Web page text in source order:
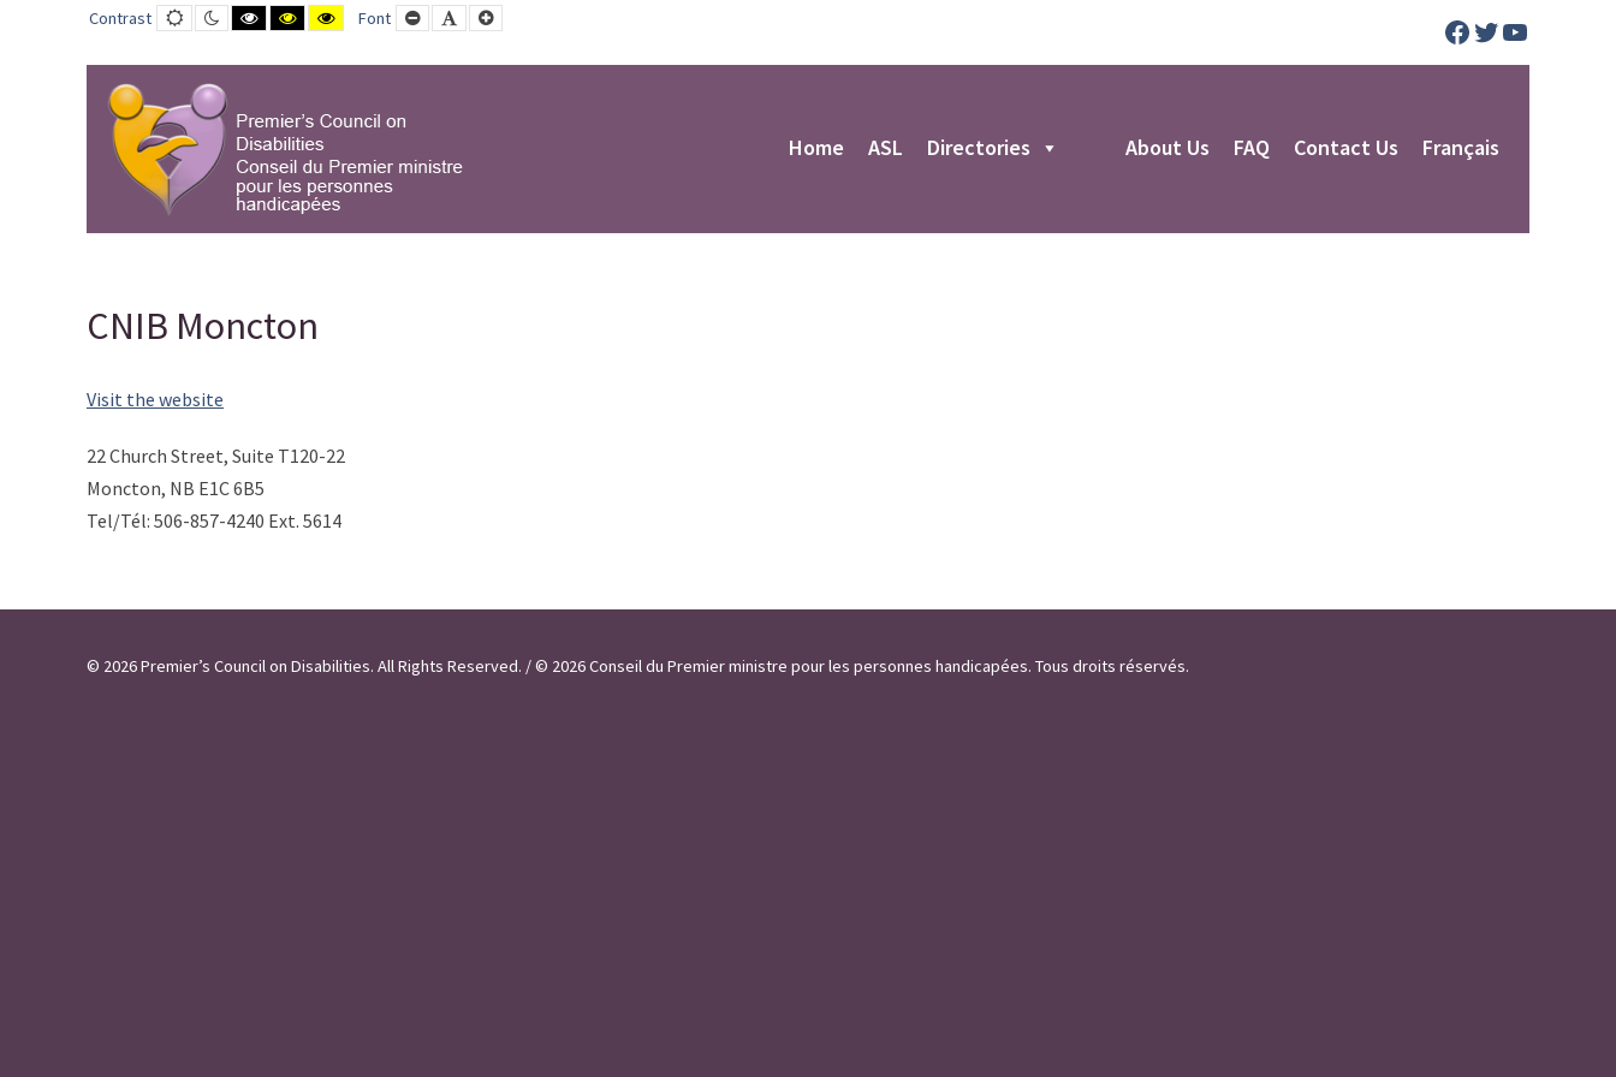
Contrast Default
contrast
Night
contrast
Black
and
contrast
Black
and
contrast
Yellow
and
contrast
Font Smaller
Font
Default
Font
Larger
Font Facebook
Twitter
YouTube
Home ASL Directories About Us FAQ Contact Us Français
CNIB Moncton
Visit the website
22 Church Street, Suite T120-22
Moncton, NB E1C 6B5
Tel/Tél: 506-857-4240 Ext. 5614
© 2026 Premier’s Council on Disabilities. All Rights Reserved. / © 2026 Conseil du Premier ministre pour les personnes handicapées. Tous droits réservés.